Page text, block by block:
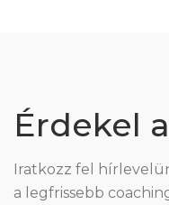
Érdekel
Iratkozz fel
a legfrissebb